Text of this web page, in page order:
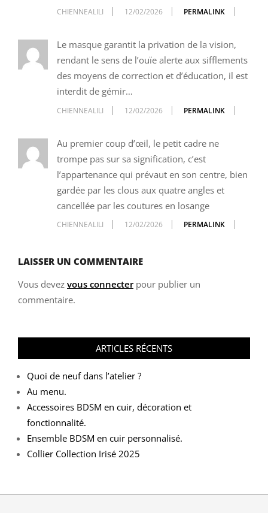
CHIENNEALILI 12/02/2026 PERMALINK
Le masque garantit la privation de la vision,
rendant le sens de l’ouïe alerte aux sifflements
des moyens de correction et d’éducation, il est
interdit de gémir…
CHIENNEALILI 12/02/2026 PERMALINK
Au premier coup d’œil, le petit cadre ne
trompe pas sur sa signification, c’est
l’appartenance qui prévaut en son centre, bien
gardée par les clous aux quatre angles et
cancellée par les coutures en losange
CHIENNEALILI 12/02/2026 PERMALINK
LAISSER UN COMMENTAIRE
Vous devez vous connecterpour publier un
commentaire.
ARTICLES RÉCENTS
Quoi de neuf dans l’atelier ?
Au menu.
Accessoires BDSM en cuir, décoration et
fonctionnalité.
Ensemble BDSM en cuir personnalisé.
Collier Collection Irisé 2025